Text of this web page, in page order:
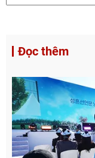
Đọc thêm